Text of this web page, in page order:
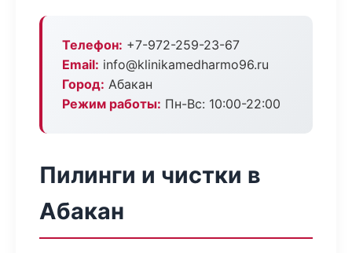
Телефон: +7-972-259-23-67
Email: info@klinikamedharmo96.ru
Город: Абакан
Режим работы: Пн-Вс: 10:00-22:00
Пилинги и чистки в
Абакан